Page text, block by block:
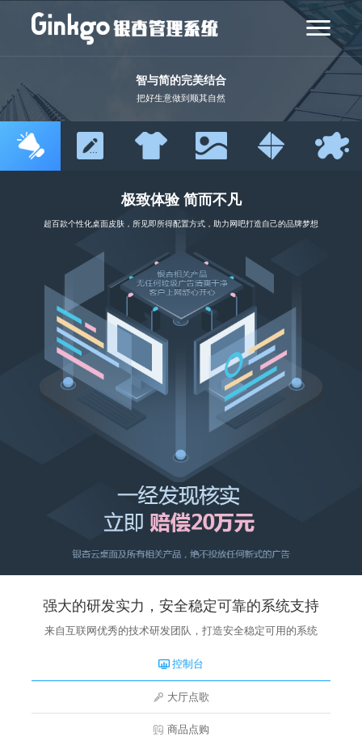
智与简的完美结合
把好生意做到顺其自然
极致体验 简而不凡
超百款个性化桌面皮肤，所见即所得配置方式，助力网吧打造自己的品牌梦想
强大的研发实力，安全稳定可靠的系统支持
来自互联网优秀的技术研发团队，打造安全稳定可用的系统
控制台
大厅点歌
商品点购